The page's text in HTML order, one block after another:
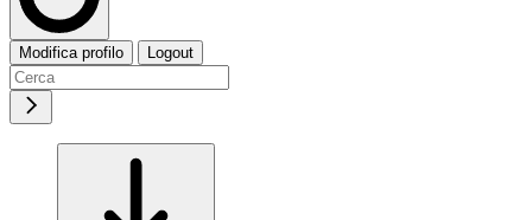
Modifica profilo Logout